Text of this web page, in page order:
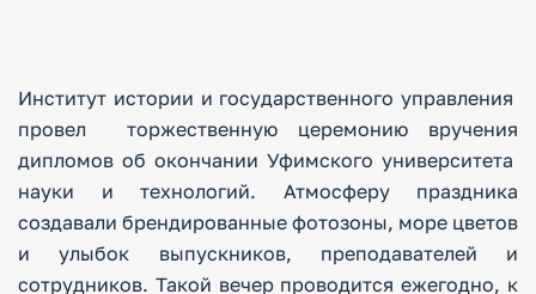
Институт истории и государственного управления
провел торжественную церемонию вручения
дипломов об окончании Уфимского университета
науки и технологий. Атмосферу праздника
создавали брендированные фотозоны, море цветов
и улыбок выпускников, преподавателей и
сотрудников. Такой вечер проводится ежегодно, к